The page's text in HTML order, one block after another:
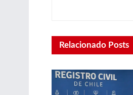
Relacionado Posts